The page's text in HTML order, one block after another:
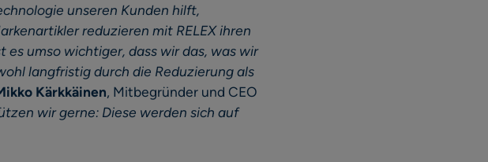
unseren Kunden hilft,
reduzieren mit RELEX ihren
es umso wichtiger, dass wir das, was wir
langfristig durch die Reduzierung als
Kärkkäinen, Mitbegründer und CEO
wir gerne: Diese werden sich auf